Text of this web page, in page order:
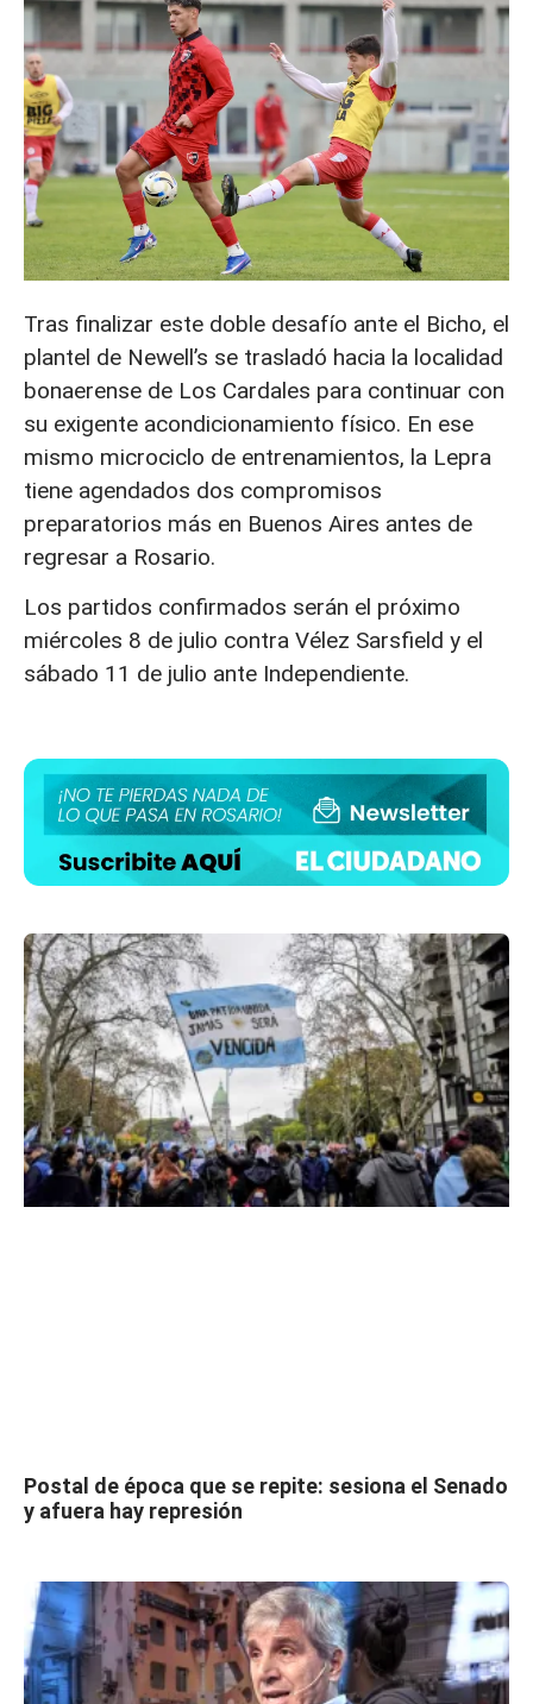
Tras finalizar este doble desafío ante el Bicho, el
plantel de Newell’s se trasladó hacia la localidad
bonaerense de Los Cardales para continuar con
su exigente acondicionamiento físico. En ese
mismo microciclo de entrenamientos, la Lepra
tiene agendados dos compromisos
preparatorios más en Buenos Aires antes de
regresar a Rosario.
Los partidos confirmados serán el próximo
miércoles 8 de julio contra Vélez Sarsfield y el
sábado 11 de julio ante Independiente.
Postal de época que se repite: sesiona el Senado
y afuera hay represión